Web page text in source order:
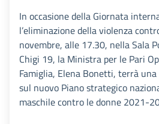
In occasione della Giornata
l’eliminazione della violenza
novembre, alle 17.30, nella Sala
Chigi 19, la Ministra per le Pari
Famiglia, Elena Bonetti, terrà
sul nuovo Piano strategico
maschile contro le donne 2021-